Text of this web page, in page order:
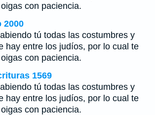
con paciencia.
2000
tú todas las costumbres y
hay entre los judíos, por lo cual te
con paciencia.
1569
tú todas las costumbres y
hay entre los judíos, por lo cual te
con paciencia.